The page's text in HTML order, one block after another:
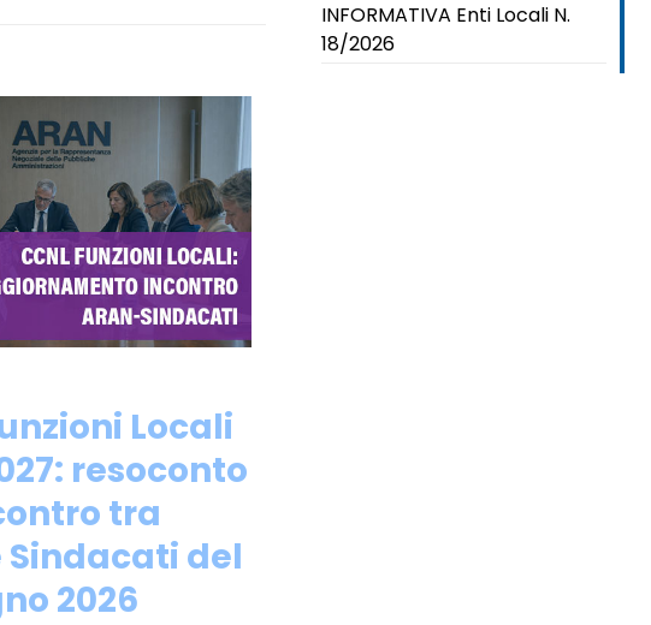
Locali
resoconto
tra
Sindacati del
2026
INFORMATIVA Enti Locali N.
18/2026